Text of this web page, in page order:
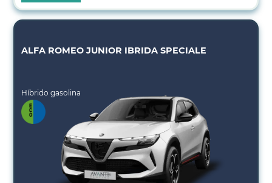
ALFA ROMEO JUNIOR IBRIDA SPECIALE
Híbrido gasolina